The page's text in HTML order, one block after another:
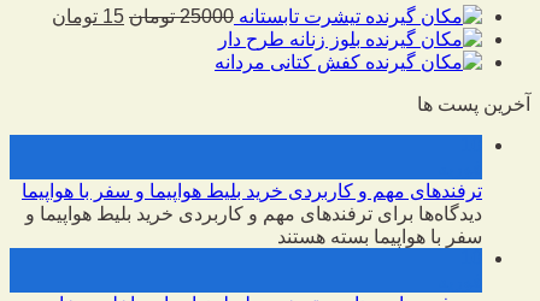
تیشرت تابستانه 25000 تومان 15 تومان
بلوز زنانه طرح دار
کفش کتانی مردانه
آخرین پست ها
ترفندهای مهم و کاربردی خرید بلیط هواپیما و سفر با هواپیما
دیدگاه‌ها برای ترفندهای مهم و کاربردی خرید بلیط هواپیما و
سفر با هواپیما بسته هستند